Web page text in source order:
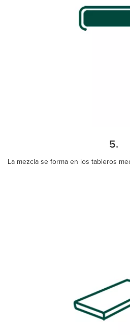
5.
La mezcla se forma en los tableros